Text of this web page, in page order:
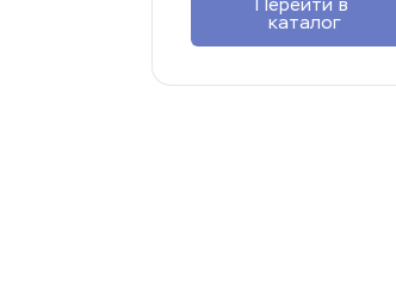
Перейти в
каталог